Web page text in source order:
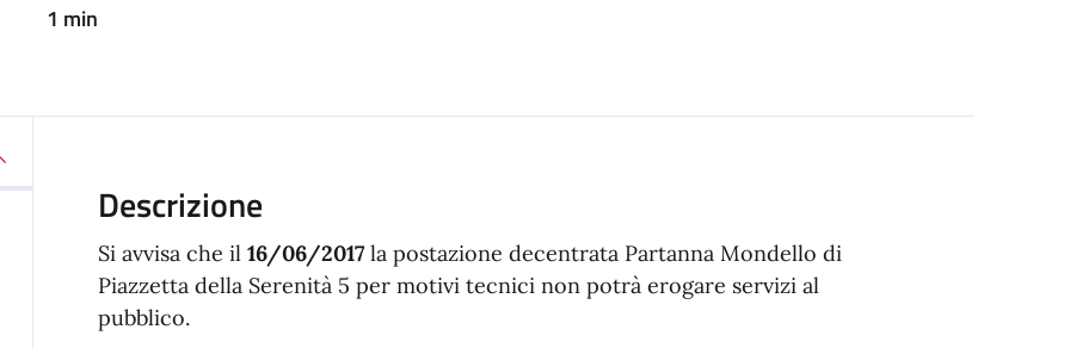
1 min
Descrizione
Si avvisa che il 16/06/2017la postazione decentrata Partanna Mondello di
Piazzetta della Serenità 5 per motivi tecnici non potrà erogare servizi al
pubblico.